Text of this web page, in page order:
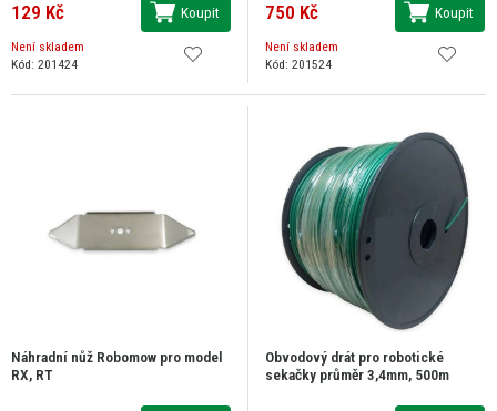
129 Kč Koupit
Není skladem
Kód: 201424
750 Kč Koupit
Není skladem
Kód: 201524
Náhradní nůž Robomow pro model
RX, RT
Obvodový drát pro robotické
sekačky průměr 3,4mm, 500m